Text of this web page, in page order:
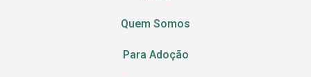
Quem Somos
Para Adoção